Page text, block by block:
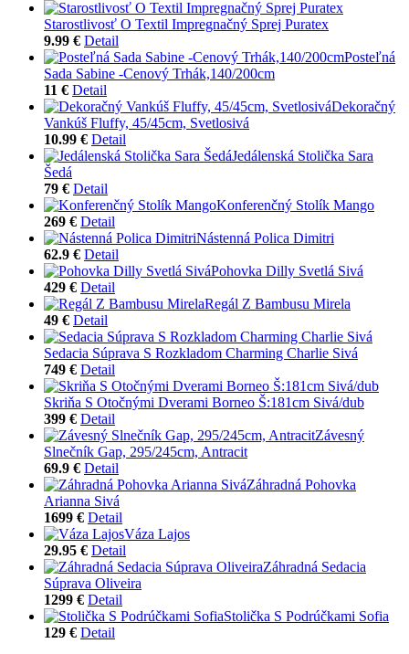
Starostlivosť O Textil Impregnačný Sprej Puratex
9.99 € Detail
Posteľná
Sada Sabine -Cenový Trhák,140/200cm
11 € Detail
Dekoračný
Vankúš Fluffy, 45/45cm, Svetlosivá
10.99 € Detail
Jedálenská Stolička Sara
Šedá
79 € Detail
Konferenčný Stolík Mango
269 € Detail
Nástenná Polica Dimitri
62.9 € Detail
Pohovka Dilly Svetlá Sivá
429 € Detail
Regál Z Bambusu Mirela
49 € Detail
Sedacia Súprava S Rozkladom Charming Charlie Sivá
749 € Detail
Skriňa S Otočnými Dverami Borneo Š:181cm Sivá/dub
399 € Detail
Závesný
Slnečník Gap, 295/245cm, Antracit
69.9 € Detail
Záhradná Pohovka
Arianna Sivá
1699 € Detail
Váza Lajos
29.95 € Detail
Záhradná Sedacia
Súprava Oliveira
1299 € Detail
Stolička S Podrúčkami Sofia
129 € Detail